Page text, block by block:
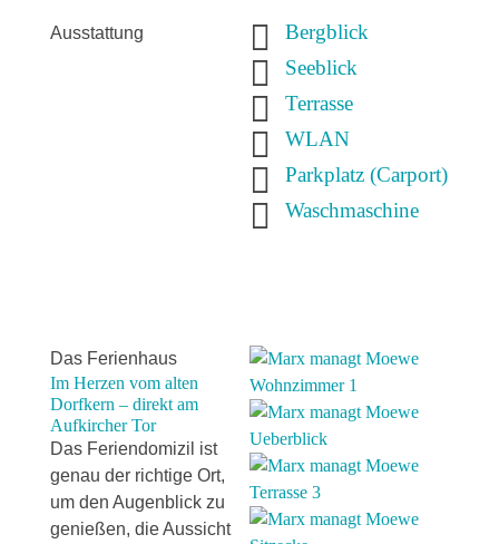
Ausstattung  Bergblick
 Seeblick
 Terrasse
 WLAN
 Parkplatz (Carport)
 Waschmaschine
Das Ferienhaus
Im Herzen vom alten
Dorfkern – direkt am
Aufkircher Tor
Das Feriendomizil ist
genau der richtige Ort,
um den Augenblick zu
genießen, die Aussicht